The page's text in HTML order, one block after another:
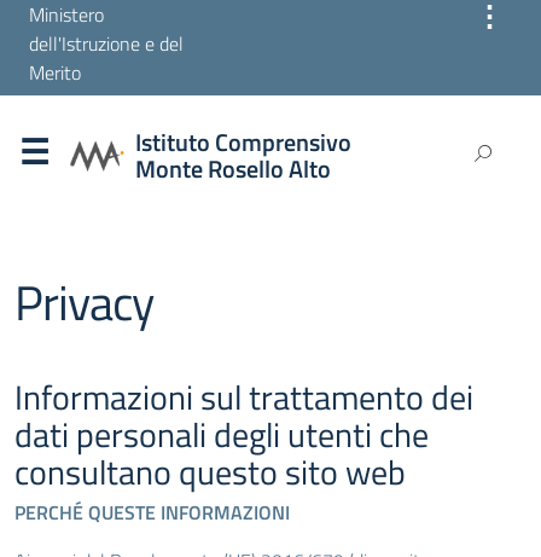
Ministero
dell'Istruzione e del
Merito
⋮
Istituto Comprensivo
Monte Rosello Alto
Privacy
Informazioni sul trattamento dei
dati personali degli utenti che
consultano questo sito web
PERCHÉ QUESTE INFORMAZIONI